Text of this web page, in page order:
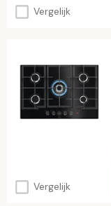
Vergelijk
Vergelijk